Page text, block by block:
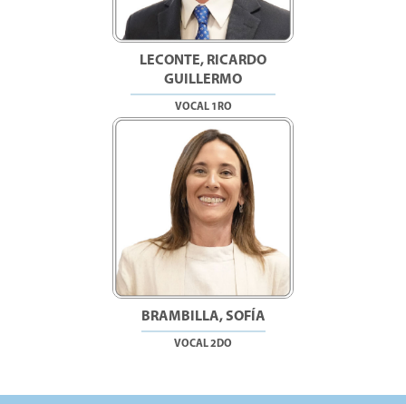
LECONTE, RICARDO
GUILLERMO
VOCAL 1RO
BRAMBILLA, SOFÍA
VOCAL 2DO